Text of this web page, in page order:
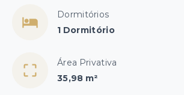
Dormitórios
1 Dormitório
Área Privativa
35,98 m²